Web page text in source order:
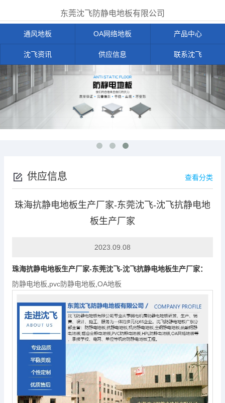
东莞沈飞防静电地板有限公司
通风地板 OA网络地板 产品中心
沈飞资讯 供应信息 联系沈飞
供应信息 查看分类
珠海抗静电地板生产厂家-东莞沈飞-沈飞抗静电地
板生产厂家
2023.09.08
珠海抗静电地板生产厂家-东莞沈飞-沈飞抗静电地板生产厂家：
防静电地板 pvc防静电地板 OA地板